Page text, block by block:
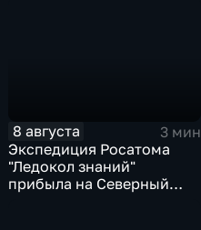
8 августа
3 мин
Экспедиция Росатома
"Ледокол знаний"
прибыла на Северный